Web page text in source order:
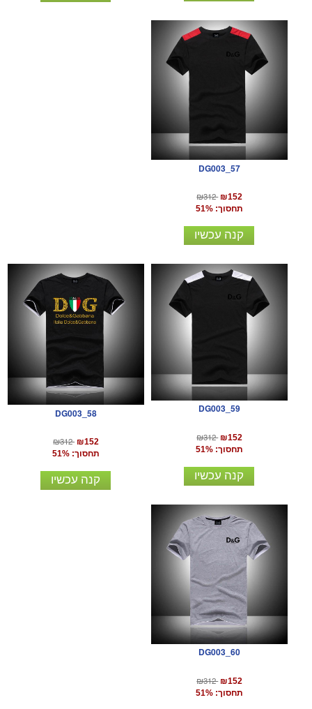
DG003_57
₪312 ₪152
תחסוך: 51%
קנה עכשיו
DG003_58
₪312 ₪152
תחסוך: 51%
קנה עכשיו
DG003_59
₪312 ₪152
תחסוך: 51%
קנה עכשיו
DG003_60
₪312 ₪152
תחסוך: 51%